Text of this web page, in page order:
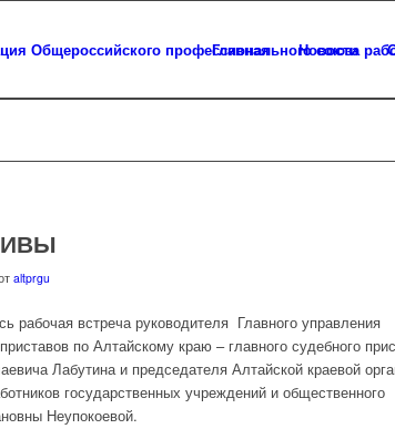
Главная Новости
altprgu
рабочая встреча руководителя Главного управления
по Алтайскому краю – главного судебного
Лабутина и председателя Алтайской краевой
государственных учреждений и общественного
Неупокоевой.